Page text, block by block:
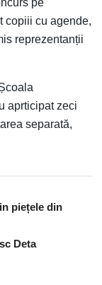
copiii cu agende,
reprezentanții
aprticipat zeci
separată,
piețele din
Deta